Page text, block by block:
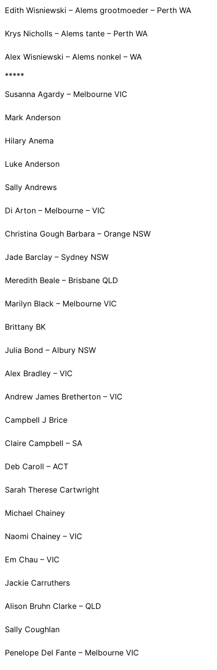
Edith Wisniewski – Alems grootmoeder – Perth WA
Krys Nicholls – Alems tante – Perth WA
Alex Wisniewski – Alems nonkel – WA
*****
Susanna Agardy – Melbourne VIC
Mark Anderson
Hilary Anema
Luke Anderson
Sally Andrews
Di Arton – Melbourne – VIC
Christina Gough Barbara – Orange NSW
Jade Barclay – Sydney NSW
Meredith Beale – Brisbane QLD
Marilyn Black – Melbourne VIC
Brittany BK
Julia Bond – Albury NSW
Alex Bradley – VIC
Andrew James Bretherton – VIC
Campbell J Brice
Claire Campbell – SA
Deb Caroll – ACT
Sarah Therese Cartwright
Michael Chainey
Naomi Chainey – VIC
Em Chau – VIC
Jackie Carruthers
Alison Bruhn Clarke – QLD
Sally Coughlan
Penelope Del Fante – Melbourne VIC